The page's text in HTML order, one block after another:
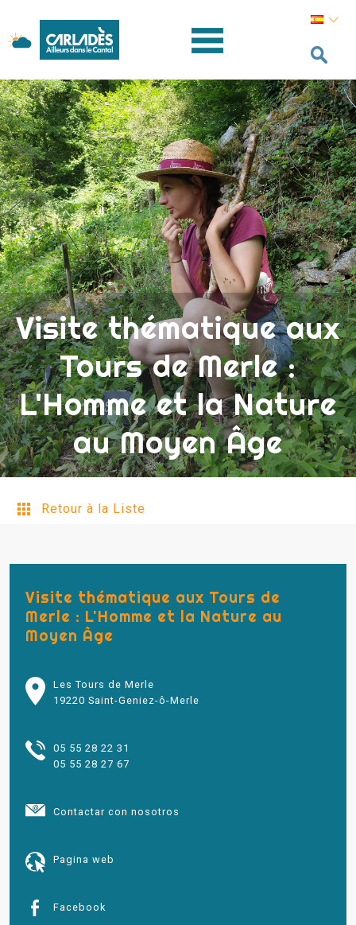
Visite thématique aux
Tours de Merle :
L'Homme et la Nature
au Moyen Âge
Retour à la Liste
Visite thématique aux Tours de
Merle : L'Homme et la Nature au
Moyen Âge
Les Tours de Merle
19220 Saint-Geniez-ô-Merle
05 55 28 22 31
05 55 28 27 67
Contactar con nosotros
Pagina web
Facebook